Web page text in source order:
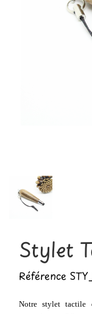
Stylet
Référence
Notre stylet tactile